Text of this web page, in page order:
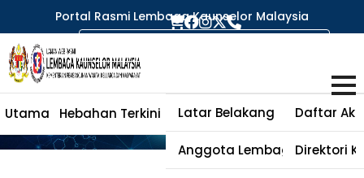
Portal Rasmi Lembaga Kaunselor Malaysia
Utama Hebahan Terkini Perihal Lembaga
Latar Belakang
Anggota Lembaga
Kaunselor
Daftar
Direktori
e-Kedai